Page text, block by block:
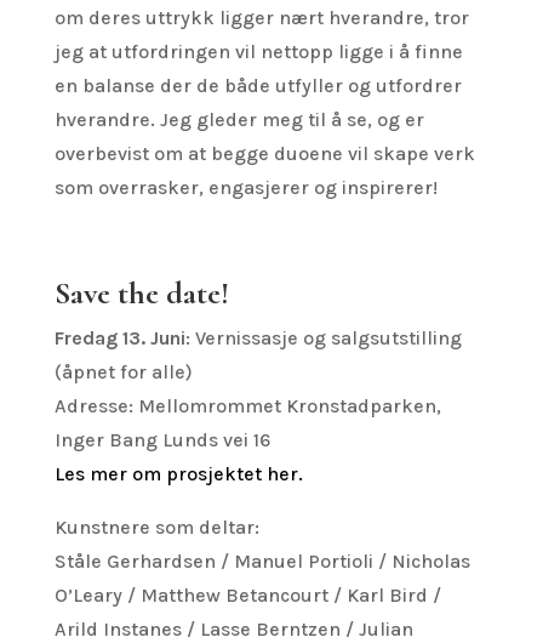
om deres uttrykk ligger nært hverandre, tror
jeg at utfordringen vil nettopp ligge i å finne
en balanse der de både utfyller og utfordrer
hverandre. Jeg gleder meg til å se, og er
overbevist om at begge duoene vil skape verk
som overrasker, engasjerer og inspirerer!
Save the date!
Fredag 13. Juni: Vernissasje og salgsutstilling
(åpnet for alle)
Adresse: Mellomrommet Kronstadparken,
Inger Bang Lunds vei 16
Les mer om prosjektet her.
Kunstnere som deltar:
Ståle Gerhardsen / Manuel Portioli / Nicholas
O’Leary / Matthew Betancourt / Karl Bird /
Arild Instanes / Lasse Berntzen / Julian